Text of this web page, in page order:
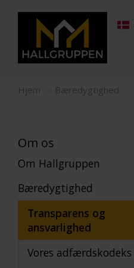
Hjem Bæredygtighed
Om os
Om Hallgruppen
Bæredygtighed
Transparens og
ansvarlighed
Vores adfærdskodeks